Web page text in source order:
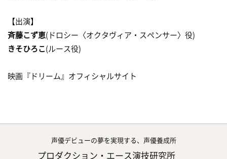
【出演】
斉藤こず恵(ドロシー〈オクタヴィア・スペンサー〉役)
きそひろこ(ルース役)
映画『ドリーム』オフィシャルサイト
声優デビューの夢を実現する、声優養成所
プロダクション・エース演技研究所